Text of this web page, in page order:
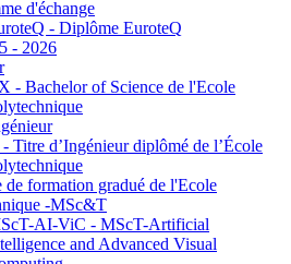
d'échange
- Diplôme EuroteQ
- 2026
- Bachelor of Science de l'Ecole
Titre d’Ingénieur diplômé de l’École
de formation gradué de l'Ecole
-MSc&T
AI-ViC - MScT-Artificial
and Advanced Visual